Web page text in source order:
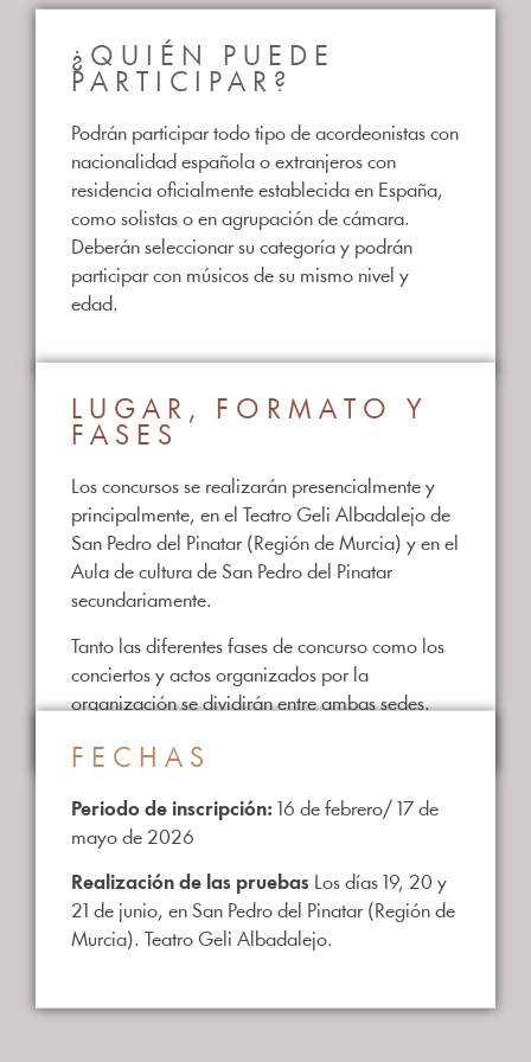
¿QUIÉN PUEDE
PARTICIPAR?
Podrán participar todo tipo de acordeonistas con
nacionalidad española o extranjeros con
residencia oficialmente establecida en España,
como solistas o en agrupación de cámara.
Deberán seleccionar su categoría y podrán
participar con músicos de su mismo nivel y
edad.
LUGAR, FORMATO Y
FASES
Los concursos se realizarán presencialmente y
principalmente, en el Teatro Geli Albadalejo de
San Pedro del Pinatar (Región de Murcia) y en el
Aula de cultura de San Pedro del Pinatar
secundariamente.
Tanto las diferentes fases de concurso como los
conciertos y actos organizados por la
organización se dividirán entre ambas sedes.
FECHAS
Periodo de inscripción: 16 de febrero/ 17 de
mayo de 2026
Realización de las pruebas Los días 19, 20 y
21 de junio, en San Pedro del Pinatar (Región de
Murcia). Teatro Geli Albadalejo.